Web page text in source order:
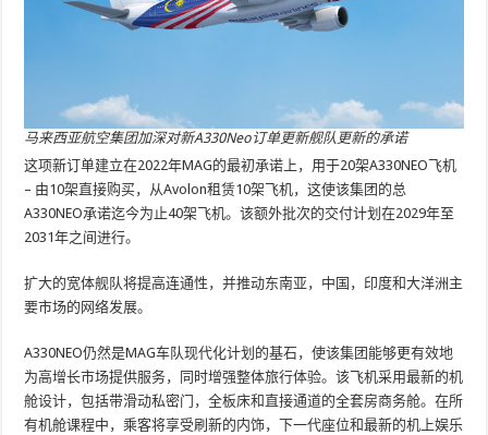
马来西亚航空集团加深对新A330Neo订单更新舰队更新的承诺
这项新订单建立在2022年MAG的最初承诺上，用于20架A330NEO飞机
– 由10架直接购买，从Avolon租赁10架飞机，这使该集团的总
A330NEO承诺迄今为止40架飞机。该额外批次的交付计划在2029年至
2031年之间进行。
扩大的宽体舰队将提高连通性，并推动东南亚，中国，印度和大洋洲主
要市场的网络发展。
A330NEO仍然是MAG车队现代化计划的基石，使该集团能够更有效地
为高增长市场提供服务，同时增强整体旅行体验。该飞机采用最新的机
舱设计，包括带滑动私密门，全板床和直接通道的全套房商务舱。在所
有机舱课程中，乘客将享受刷新的内饰，下一代座位和最新的机上娱乐